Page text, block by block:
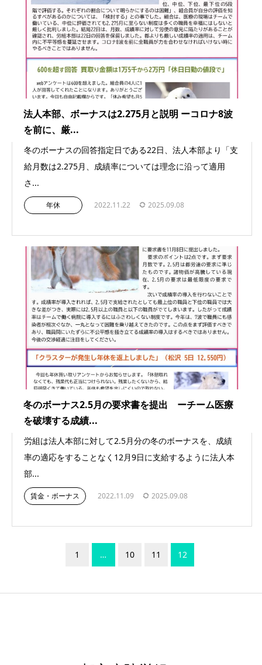
法人本部、ボーナスは2.275月と説明 ーコロナ8波
を前に、厳...
冬のボーナスの回答指定日である22日、法人本部より「支
給月数は2.275月、成績率については理念に沿って適用
さ...
年休 2022.11.22 2025.09.08
冬のボーナス2.5月の要求書を提出 ーチーム医療
を破壊する成績...
労組は法人本部に対して2.5月分の冬のボーナスを、成績
率の適応をすることなく12月9日に支給するように法人本
部...
賃金・ボーナス 2022.11.09 2025.09.08
1 … 10 11 12